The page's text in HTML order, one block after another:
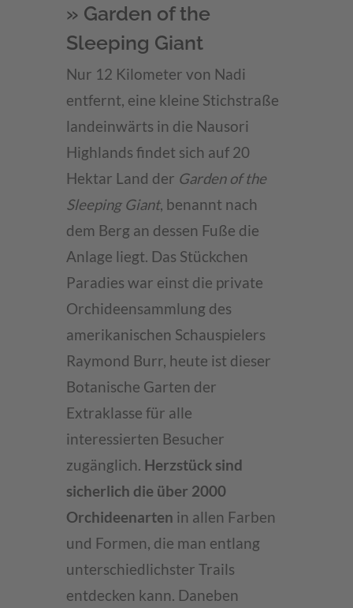
» Garden of the
Sleeping Giant
Nur 12 Kilometer von Nadi
entfernt, eine kleine Stichstraße
landeinwärts in die Nausori
Highlands findet sich auf 20
Hektar Land der Garden of the
Sleeping Giant, benannt nach
dem Berg an dessen Fuße die
Anlage liegt. Das Stückchen
Paradies war einst die private
Orchideensammlung des
amerikanischen Schauspielers
Raymond Burr, heute ist dieser
Botanische Garten der
Extraklasse für alle
interessierten Besucher
zugänglich. Herzstück sind
sicherlich die über 2000
Orchideenarten in allen Farben
und Formen, die man entlang
unterschiedlichster Trails
entdecken kann. Daneben